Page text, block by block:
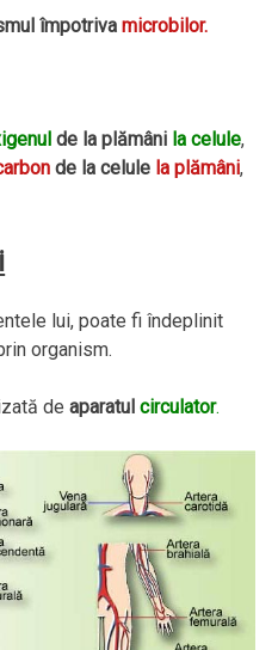
împotrivamicrobilor.
de la plămâni la celule,
de la celule la plămâni,
lui, poate fi îndeplinit
organism.
deaparatulcirculator.